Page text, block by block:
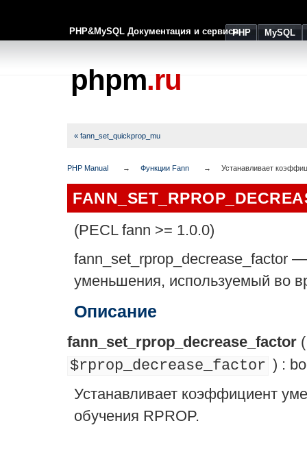
PHP&MySQL Документация и сервисыPHP MySQL
phpm.ru
« fann_set_quickprop_mu
PHP Manual Функции Fann Устанавливает
(PECL fann >= 1.0.0)
fann_set_rprop_decrease_factor
уменьшения, используемый во
Описание
fann_set_rprop_decrease_factor
$rprop_decrease_factor ) :
Устанавливает коэффициент
обучения RPROP.